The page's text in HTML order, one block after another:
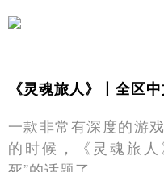
《灵魂旅人》丨全区
一款非常有深度的游
的时候，《灵魂旅